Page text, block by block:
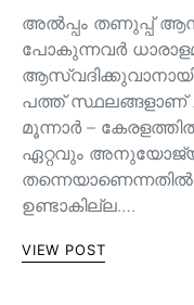
അൽപ്പം തണുപ്പ്
പോകുന്നവർ
ആസ്വദിക്കുവാനായി
പത്ത് സ്ഥലങ്ങളാണ്
മൂന്നാർ –
ഏറ്റവും
ഉണ്ടാകില്ല.…
VIEW POST